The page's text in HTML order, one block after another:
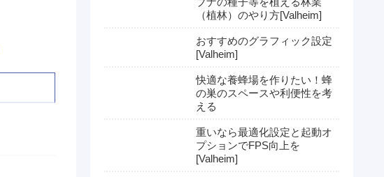
（植林）のやり方[Valheim]
おすすめのグラフィック設定
[Valheim]
快適な養蜂場を作りたい！蜂
の巣のスペースや利便性を考
える
重いなら最適化設定と起動オ
プションでFPS向上を
[Valheim]